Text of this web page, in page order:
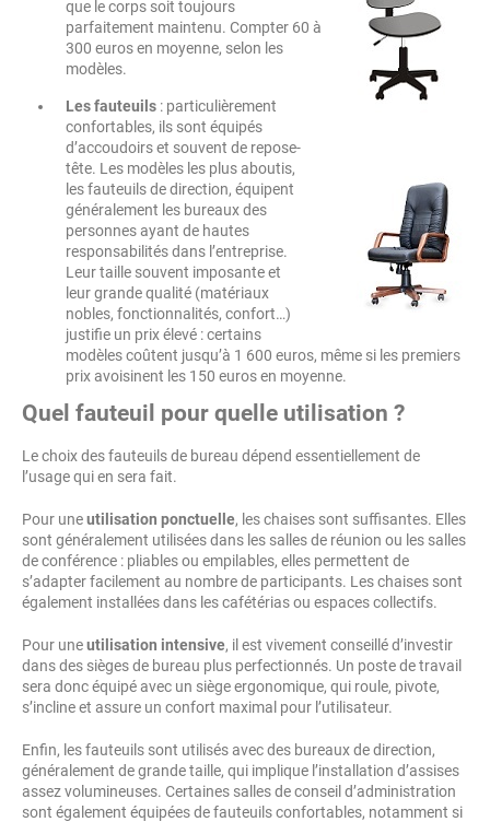
que le corps soit toujours
parfaitement maintenu. Compter 60 à
300 euros en moyenne, selon les
modèles.
Les fauteuils : particulièrement
confortables, ils sont équipés
d’accoudoirs et souvent de repose-
tête. Les modèles les plus aboutis,
les fauteuils de direction, équipent
généralement les bureaux des
personnes ayant de hautes
responsabilités dans l’entreprise.
Leur taille souvent imposante et
leur grande qualité (matériaux
nobles, fonctionnalités, confort…)
justifie un prix élevé : certains
modèles coûtent jusqu’à 1 600 euros, même si les premiers
prix avoisinent les 150 euros en moyenne.
Quel fauteuil pour quelle utilisation ?
Le choix des fauteuils de bureau dépend essentiellement de
l’usage qui en sera fait.
Pour uneutilisation ponctuelle, les chaises sont suffisantes. Elles
sont généralement utilisées dans les salles de réunion ou les salles
de conférence : pliables ou empilables, elles permettent de
s’adapter facilement au nombre de participants. Les chaises sont
également installées dans les cafétérias ou espaces collectifs.
Pour uneutilisation intensive, il est vivement conseillé d’investir
dans des sièges de bureau plus perfectionnés. Un poste de travail
sera donc équipé avec un siège ergonomique, qui roule, pivote,
s’incline et assure un confort maximal pour l’utilisateur.
Enfin, les fauteuils sont utilisés avec des bureaux de direction,
généralement de grande taille, qui implique l’installation d’assises
assez volumineuses. Certaines salles de conseil d’administration
sont également équipées de fauteuils confortables, notamment si